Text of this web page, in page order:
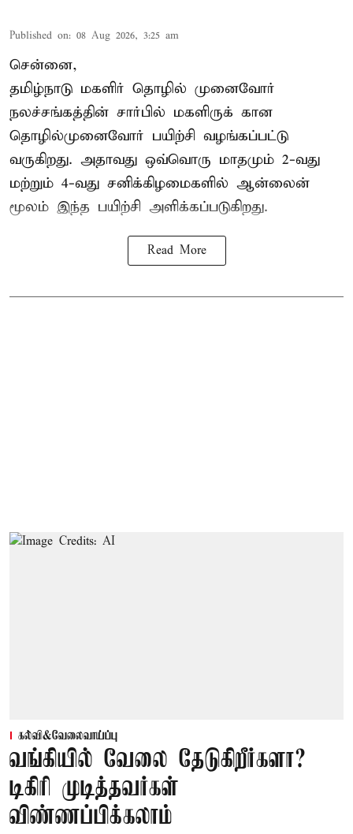
Published on: 08 Aug 2026, 3:25 am
சென்னை,
தமிழ்நாடு மகளிர் தொழில் முனைவோர்
நலச்சங்கத்தின் சார்பில் மகளிருக் கான
தொழில்முனைவோர் பயிற்சி வழங்கப்பட்டு
வருகிறது. அதாவது ஒவ்வொரு மாதமும் 2-வது
மற்றும் 4-வது சனிக்கிழமைகளில் ஆன்லைன்
மூலம் இந்த பயிற்சி அளிக்கப்படுகிறது.
Read More
கல்வி&வேலைவாய்ப்பு
வங்கியில் வேலை தேடுகிறீர்களா?
டிகிரி முடித்தவர்கள்
விண்ணப்பிக்கலாம்